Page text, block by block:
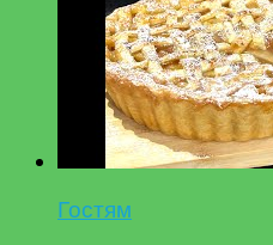
Гостям